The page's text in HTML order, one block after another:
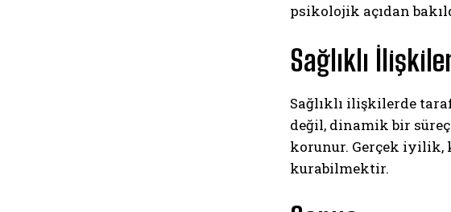
psikolojik açıdan
Sağlıklı
Sağlıklı ilişkilerde
değil, dinamik bir
korunur. Gerçek iyilik,
kurabilmektir.